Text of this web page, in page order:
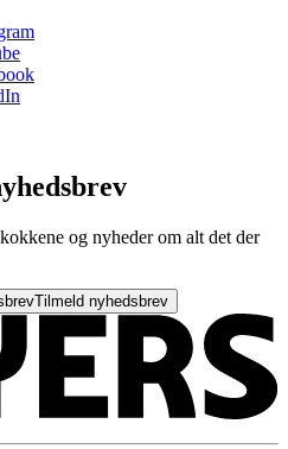
og nyheder om alt det der
Tilmeld nyhedsbrev